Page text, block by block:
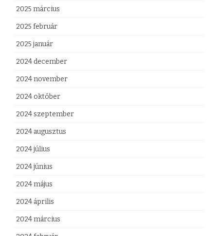
2025 március
2025 február
2025 január
2024 december
2024 november
2024 október
2024 szeptember
2024 augusztus
2024 július
2024 június
2024 május
2024 április
2024 március